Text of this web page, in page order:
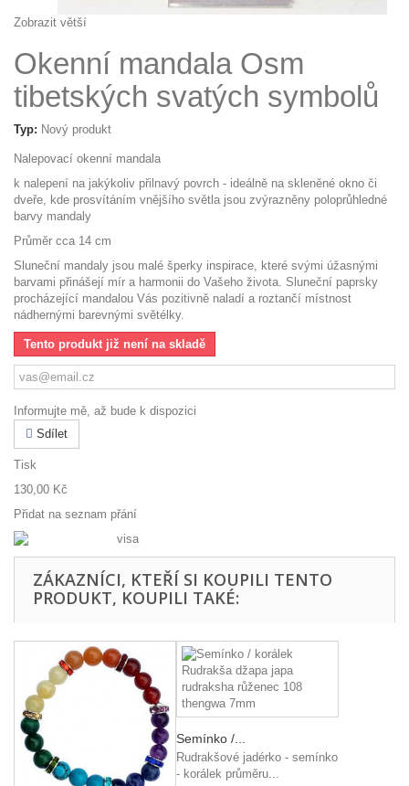
Zobrazit větší
Okenní mandala Osm
tibetských svatých symbolů
Typ: Nový produkt
Nalepovací okenní mandala
k nalepení na jakýkoliv přilnavý povrch - ideálně na skleněné okno či
dveře, kde prosvítáním vnějšího světla jsou zvýrazněny poloprůhledné
barvy mandaly
Průměr cca 14 cm
Sluneční mandaly jsou malé šperky inspirace, které svými úžasnými
barvami přinášejí mír a harmonii do Vašeho života. Sluneční paprsky
procházející mandalou Vás pozitivně naladí a roztančí místnost
nádhernými barevnými světélky.
Tento produkt již není na skladě
Informujte mě, až bude k dispozici
Sdílet
Tisk
130,00 Kč
Přidat na seznam přání
ZÁKAZNÍCI, KTEŘÍ SI KOUPILI TENTO
PRODUKT, KOUPILI TAKÉ:
Semínko /...
Rudrakšové jadérko - semínko
- korálek průměru...